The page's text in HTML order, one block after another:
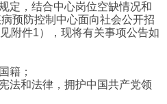
定，结合中心岗位空缺情况和
预防控制中心面向社会公开招
附件1），现将有关事项公告如
籍；
法和法律，拥护中国共产党领